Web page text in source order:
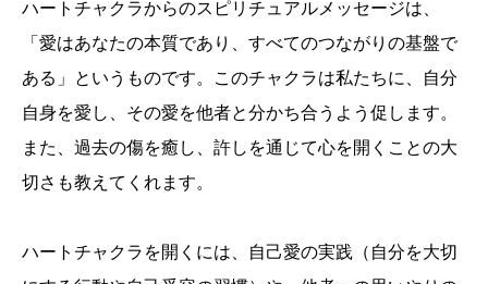
ハートチャクラからのスピリチュアルメッセージは、
「愛はあなたの本質であり、すべてのつながりの基盤で
ある」というものです。このチャクラは私たちに、自分
自身を愛し、その愛を他者と分かち合うよう促します。
また、過去の傷を癒し、許しを通じて心を開くことの大
切さも教えてくれます。
ハートチャクラを開くには、自己愛の実践（自分を大切